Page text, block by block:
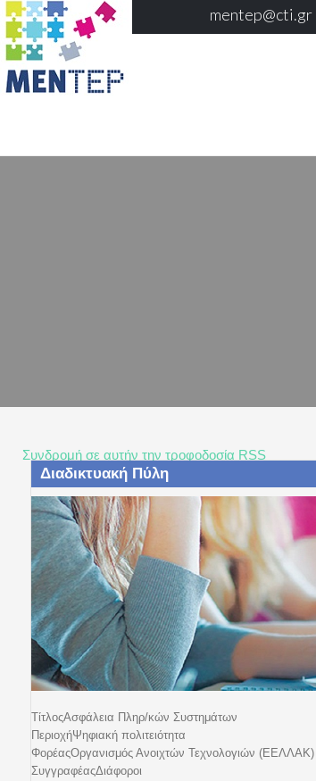
mentep@cti.gr
Συνδρομή σε αυτήν την τροφοδοσία RSS
ΤίτλοςΑσφάλεια Πληρ/κών Συστημάτων
ΠεριοχήΨηφιακή πολιτειότητα
ΦορέαςΟργανισμός Ανοιχτών Τεχνολογιών (ΕΕΛΛΑΚ)
ΣυγγραφέαςΔιάφοροι